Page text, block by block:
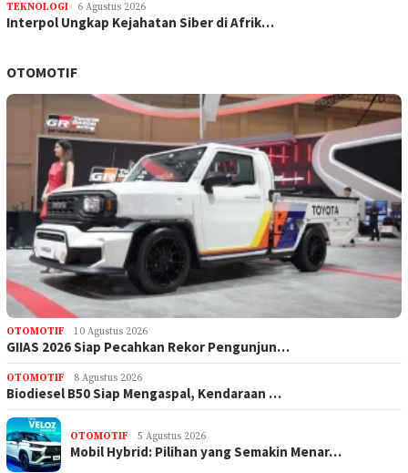
TEKNOLOGI 6 Agustus 2026
Interpol Ungkap Kejahatan Siber di Afrik…
OTOMOTIF
OTOMOTIF 10 Agustus 2026
GIIAS 2026 Siap Pecahkan Rekor Pengunjun…
OTOMOTIF 8 Agustus 2026
Biodiesel B50 Siap Mengaspal, Kendaraan …
OTOMOTIF 5 Agustus 2026
Mobil Hybrid: Pilihan yang Semakin Menar…